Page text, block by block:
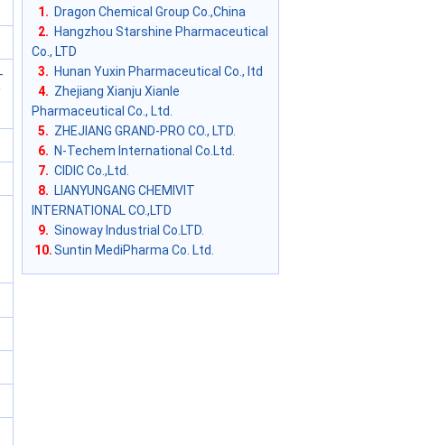
1. Dragon Chemical Group Co.,China
2. Hangzhou Starshine Pharmaceutical
Co., LTD
3. Hunan Yuxin Pharmaceutical Co., ltd
4. Zhejiang Xianju Xianle
Pharmaceutical Co., Ltd.
5. ZHEJIANG GRAND-PRO CO., LTD.
6. N-Techem International Co.Ltd.
7. CIDIC Co.,Ltd.
8. LIANYUNGANG CHEMIVIT
INTERNATIONAL CO.,LTD
9. Sinoway Industrial Co.LTD.
10.Suntin MediPharma Co. Ltd.